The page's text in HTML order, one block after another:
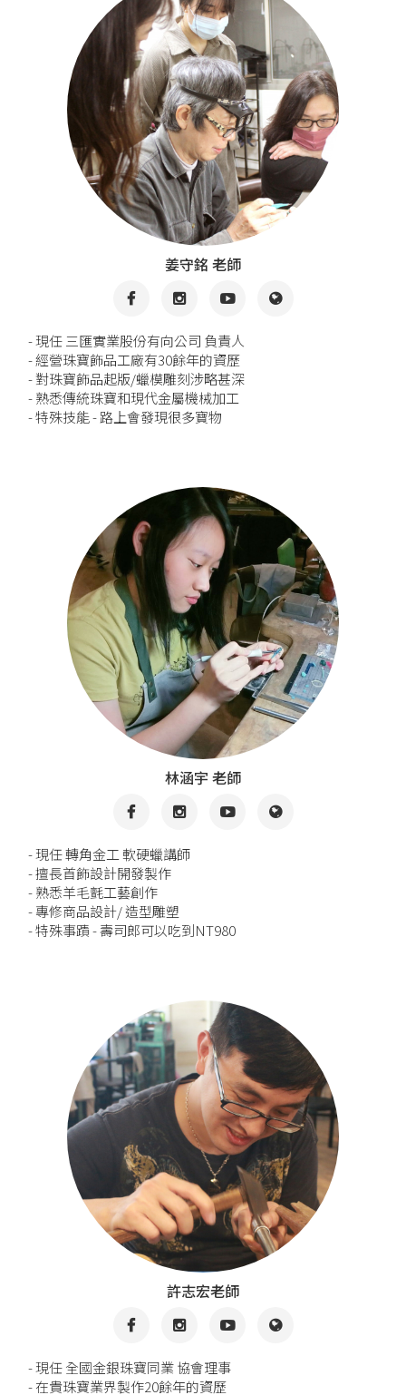
姜守銘 老師
- 現任 三匯實業股份有向公司 負責人
- 經營珠寶飾品工廠有30餘年的資歷
- 對珠寶飾品起版/蠟模雕刻涉略甚深
- 熟悉傳統珠寶和現代金屬機械加工
- 特殊技能 - 路上會發現很多寶物
林涵宇 老師
- 現任 轉角金工 軟硬蠟講師
- 擅長首飾設計開發製作
- 熟悉羊毛氈工藝創作
- 專修商品設計/ 造型雕塑
- 特殊事蹟 - 壽司郎可以吃到NT980
許志宏老師
- 現任 全國金銀珠寶同業 協會理事
- 在貴珠寶業界製作20餘年的資歷